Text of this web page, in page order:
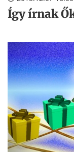
Így írnak